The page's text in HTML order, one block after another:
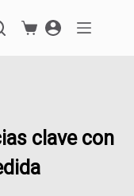
Carro
clave con